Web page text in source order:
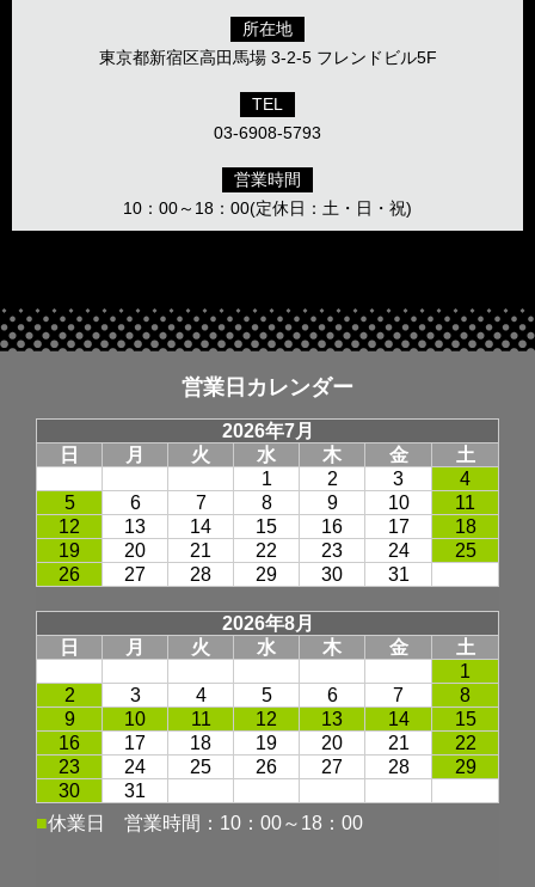
所在地
東京都新宿区高田馬場 3-2-5 フレンドビル5F
TEL
03-6908-5793
営業時間
10：00～18：00(定休日：土・日・祝)
営業日カレンダー